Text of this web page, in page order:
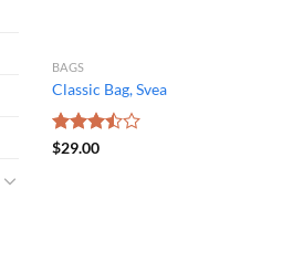
BAGS
Classic Bag, Svea
Được
$29.00